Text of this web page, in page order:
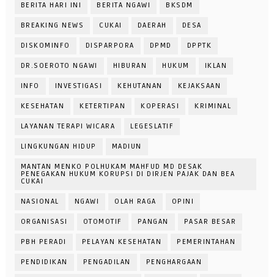
BERITA HARI INI BERITA NGAWI BKSDM
BREAKING NEWS CUKAI DAERAH DESA
DISKOMINFO DISPARPORA DPMD DPPTK
DR.SOEROTO NGAWI HIBURAN HUKUM IKLAN
INFO INVESTIGASI KEHUTANAN KEJAKSAAN
KESEHATAN KETERTIPAN KOPERASI KRIMINAL
LAYANAN TERAPI WICARA LEGESLATIF
LINGKUNGAN HIDUP MADIUN
MANTAN MENKO POLHUKAM MAHFUD MD DESAK
PENEGAKAN HUKUM KORUPSI DI DIRJEN PAJAK DAN BEA
CUKAI
NASIONAL NGAWI OLAH RAGA OPINI
ORGANISASI OTOMOTIF PANGAN PASAR BESAR
PBH PERADI PELAYAN KESEHATAN PEMERINTAHAN
PENDIDIKAN PENGADILAN PENGHARGAAN